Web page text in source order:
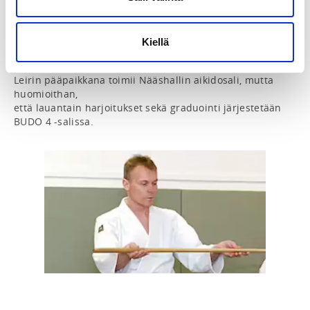
Kiellä
    15.45-18.00 Dan graduointi (Budo 4)
Leirin pääpaikkana toimii Nääshallin aikidosali, mutta
huomioithan,
että lauantain harjoitukset sekä graduointi järjestetään
BUDO 4 -salissa.